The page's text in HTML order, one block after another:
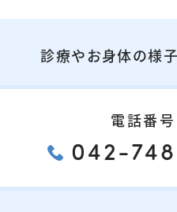
診療やお身体の様
電話番号
042-